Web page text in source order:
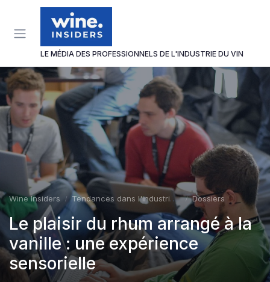
LE MÉDIA DES PROFESSIONNELS DE L'INDUSTRIE DU VIN
Wine Insiders Tendances dans l'industrie du vin Dossiers
Le plaisir du rhum arrangé à la
vanille : une expérience
sensorielle
Panneau de gestion des cookies